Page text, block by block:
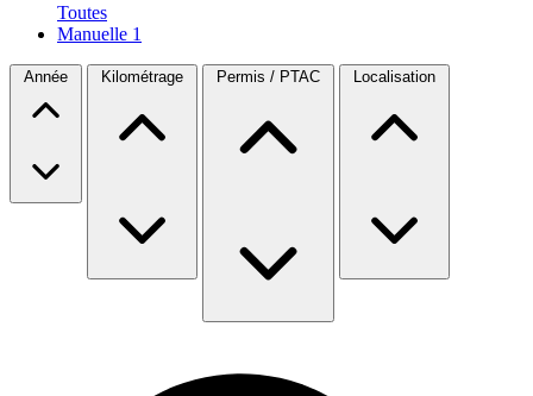
Toutes
Manuelle 1
Année Kilométrage Permis / PTAC Localisation